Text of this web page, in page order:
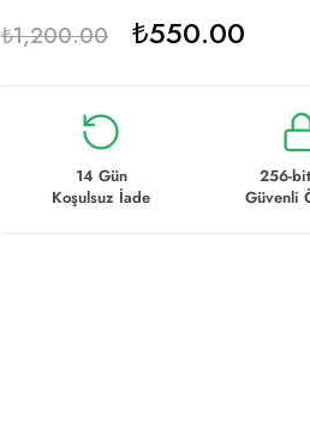
₺1,200.00 ₺550.00
14 Gün
Koşulsuz İade
256-
Güvenli